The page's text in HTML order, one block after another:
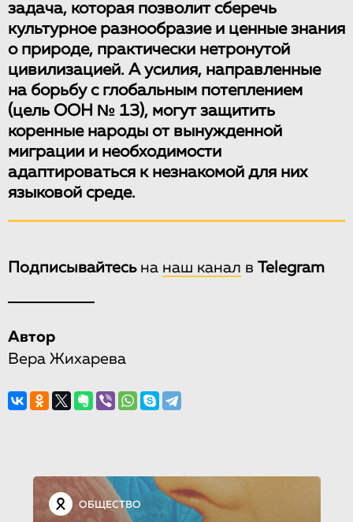
задача, которая позволит сберечь
культурное разнообразие и ценные знания
о природе, практически нетронутой
цивилизацией. А усилия, направленные
на борьбу с глобальным потеплением
(цель ООН № 13), могут защитить
коренные народы от вынужденной
миграции и необходимости
адаптироваться к незнакомой для них
языковой среде.
Подписывайтесьна наш канал в Telegram
Автор
Вера Жихарева
ОБЩЕСТВО